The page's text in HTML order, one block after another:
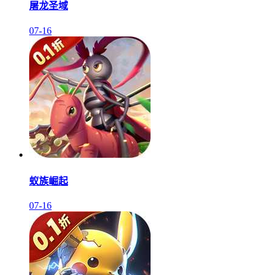
屠龙圣域
07-16
蚁族崛起
07-16